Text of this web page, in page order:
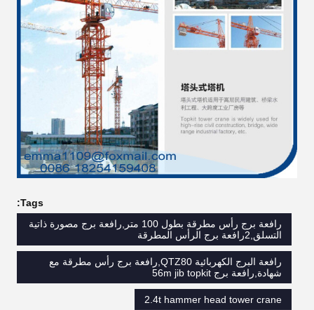
Tags:
رافعة برج رأس مطرقة بطول 100 متر,رافعة برج مصورة ذاتية
التسلق,2رافعة برج الرأس المطرقة
رافعة البرج الكهربائية QTZ80,رافعة برج رأس مطرقة مع
شهادة,رافعة برج 56m jib topkit
2.4t hammer head tower crane